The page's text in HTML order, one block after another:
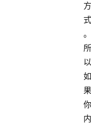
方
式
。
所
以
如
果
你
内